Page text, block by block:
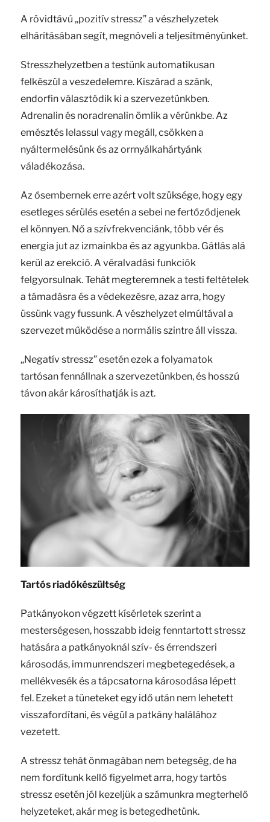
A rövidtávú „pozitív stressz” a vészhelyzetek
elhárításában segít, megnöveli a teljesítményünket.
Stresszhelyzetben a testünk automatikusan
felkészül a veszedelemre. Kiszárad a szánk,
endorfin választódik ki a szervezetünkben.
Adrenalin és noradrenalin ömlik a vérünkbe. Az
emésztés lelassul vagy megáll, csökken a
nyáltermelésünk és az orrnyálkahártyánk
váladékozása.
Az ősembernek erre azért volt szüksége, hogy egy
esetleges sérülés esetén a sebei ne fertőződjenek
el könnyen. Nő a szívfrekvenciánk, több vér és
energia jut az izmainkba és az agyunkba. Gátlás alá
kerül az erekció. A véralvadási funkciók
felgyorsulnak. Tehát megteremnek a testi feltételek
a támadásra és a védekezésre, azaz arra, hogy
üssünk vagy fussunk. A vészhelyzet elmúltával a
szervezet működése a normális szintre áll vissza.
„Negatív stressz” esetén ezek a folyamatok
tartósan fennállnak a szervezetünkben, és hosszú
távon akár károsíthatják is azt.
Tartós riadókészültség
Patkányokon végzett kísérletek szerint a
mesterségesen, hosszabb ideig fenntartott stressz
hatására a patkányoknál szív- és érrendszeri
károsodás, immunrendszeri megbetegedések, a
mellékvesék és a tápcsatorna károsodása lépett
fel. Ezeket a tüneteket egy idő után nem lehetett
visszafordítani, és végül a patkány halálához
vezetett.
A stressz tehát önmagában nem betegség, de ha
nem fordítunk kellő figyelmet arra, hogy tartós
stressz esetén jól kezeljük a számunkra megterhelő
helyzeteket, akár meg is betegedhetünk.